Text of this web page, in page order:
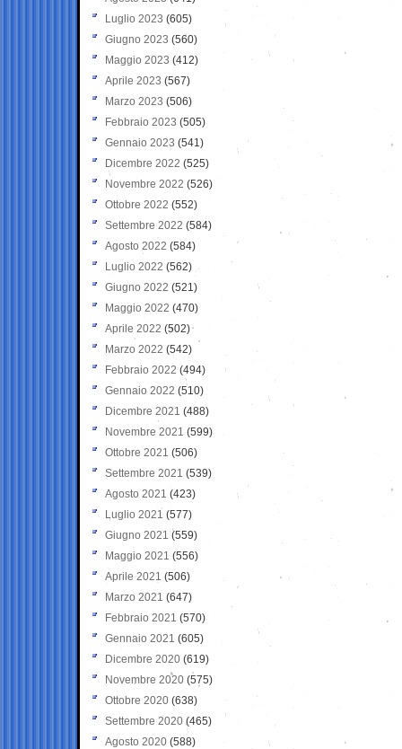
Luglio 2023 (605)
Giugno 2023 (560)
Maggio 2023 (412)
Aprile 2023 (567)
Marzo 2023 (506)
Febbraio 2023 (505)
Gennaio 2023 (541)
Dicembre 2022 (525)
Novembre 2022 (526)
Ottobre 2022 (552)
Settembre 2022 (584)
Agosto 2022 (584)
Luglio 2022 (562)
Giugno 2022 (521)
Maggio 2022 (470)
Aprile 2022 (502)
Marzo 2022 (542)
Febbraio 2022 (494)
Gennaio 2022 (510)
Dicembre 2021 (488)
Novembre 2021 (599)
Ottobre 2021 (506)
Settembre 2021 (539)
Agosto 2021 (423)
Luglio 2021 (577)
Giugno 2021(559)
Maggio 2021 (556)
Aprile 2021 (506)
Marzo 2021 (647)
Febbraio 2021 (570)
Gennaio 2021 (605)
Dicembre 2020 (619)
Novembre 2020 (575)
Ottobre 2020 (638)
Settembre 2020(465)
Agosto 2020 (588)